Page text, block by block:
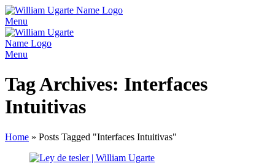
Menu
Menu
Tag Archives: Interfaces
Intuitivas
Home » Posts Tagged "Interfaces Intuitivas"